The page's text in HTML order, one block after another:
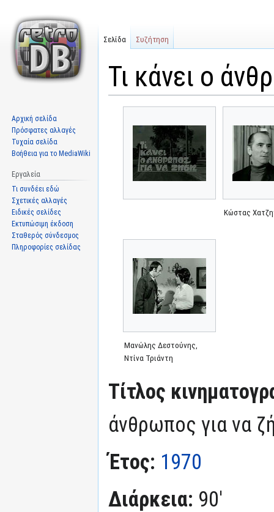
Τι κάνει ο
Κώστας
Μανώλης Δεστούνης,
Ντίνα Τριάντη
Τίτλος
άνθρωπος για να
Έτος: 1970
Διάρκεια: 90'
Σελίδα Συζήτηση
Αρχική σελίδα
Πρόσφατες αλλαγές
Τυχαία σελίδα
Βοήθεια για το MediaWiki
Εργαλεία
Τι συνδέει εδώ
Σχετικές αλλαγές
Ειδικές σελίδες
Εκτυπώσιμη έκδοση
Σταθερός σύνδεσμος
Πληροφορίες σελίδας